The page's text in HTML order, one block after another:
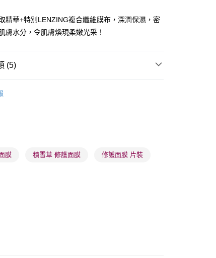
，滿HK$300.00或以上免運費
精華+特別LENZING複合纖維膜布，深潤保濕，密
膚水分，令肌膚煥現柔嫩光采！
(5)
全部產品
膜 積雪草 修護面膜 修護面膜 片裝